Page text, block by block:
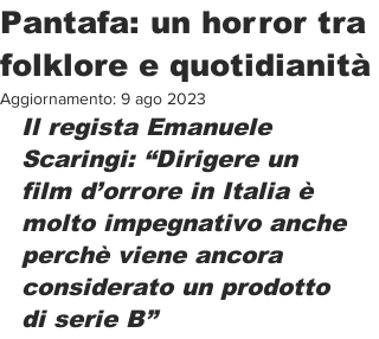
Pantafa: un horror tra
folklore e quotidianità
Aggiornamento: 9 ago 2023
Il regista Emanuele
Scaringi: “Dirigere un
film d’orrore in Italia è
molto impegnativo anche
perchè viene ancora
considerato un prodotto
di serie B”